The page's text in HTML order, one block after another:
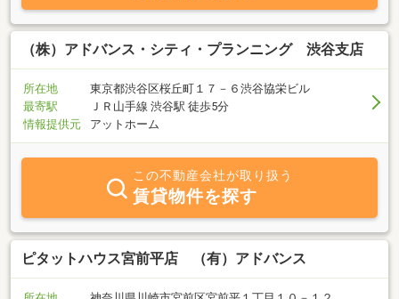
（株）アドバンス・シティ・プランニング 渋谷支店
所在地
東京都渋谷区桜丘町１７－６渋谷協栄ビル
最寄駅
ＪＲ山手線 渋谷駅 徒歩5分
情報提供元
アットホーム
この不動産会社が取り扱う
賃貸物件を探す
ピタットハウス宮前平店 （有）アドバンス